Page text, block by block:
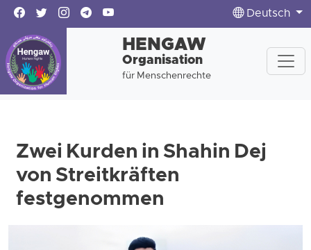
Deutsch
HENGAW
Organisation
für Menschenrechte
Zwei Kurden in Shahin Dej
von Streitkräften
festgenommen